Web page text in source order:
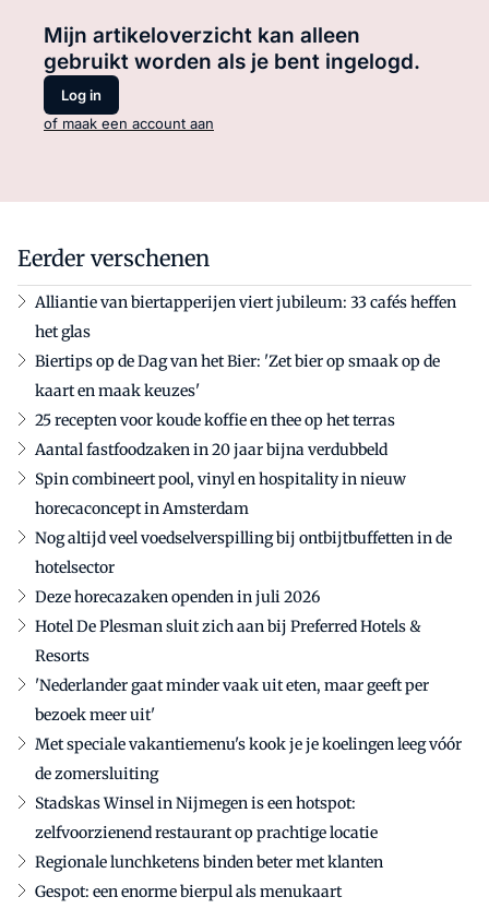
Mijn artikeloverzicht kan alleen
gebruikt worden als je bent ingelogd.
Log in
of maak een account aan
Eerder verschenen
Alliantie van biertapperijen viert jubileum: 33 cafés heffen
het glas
Biertips op de Dag van het Bier: 'Zet bier op smaak op de
kaart en maak keuzes'
25 recepten voor koude koffie en thee op het terras
Aantal fastfoodzaken in 20 jaar bijna verdubbeld
Spin combineert pool, vinyl en hospitality in nieuw
horecaconcept in Amsterdam
Nog altijd veel voedselverspilling bij ontbijtbuffetten in de
hotelsector
Deze horecazaken openden in juli 2026
Hotel De Plesman sluit zich aan bij Preferred Hotels &
Resorts
'Nederlander gaat minder vaak uit eten, maar geeft per
bezoek meer uit'
Met speciale vakantiemenu's kook je je koelingen leeg vóór
de zomersluiting
Stadskas Winsel in Nijmegen is een hotspot:
zelfvoorzienend restaurant op prachtige locatie
Regionale lunchketens binden beter met klanten
Gespot: een enorme bierpul als menukaart